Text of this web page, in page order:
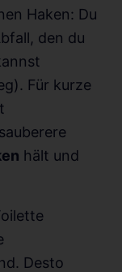
Haken: Du
den du
Für kurze
hält und
Desto